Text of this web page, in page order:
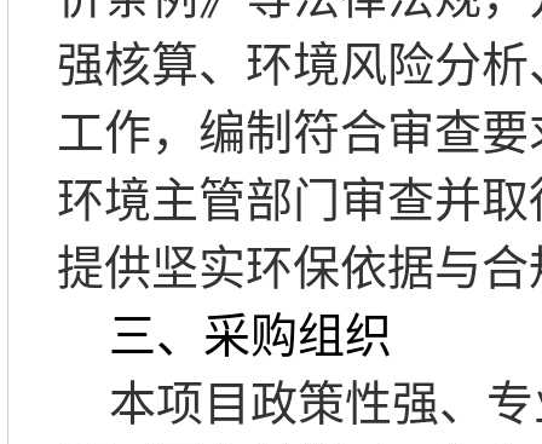
强核算、环境风险分
工作，编制符合审查
环境主管部门审查并
提供坚实环保依据与
三、采购组织
本项目政策性强、